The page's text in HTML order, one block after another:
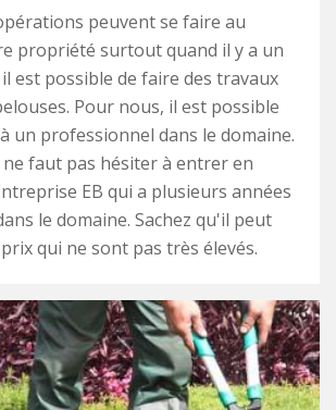
peuvent se faire au
propriété surtout quand il y a un
est possible de faire des travaux
Pour nous, il est possible
un professionnel dans le domaine.
ne faut pas hésiter à entrer en
EB qui a plusieurs années
le domaine. Sachez qu'il peut
qui ne sont pas très élevés.